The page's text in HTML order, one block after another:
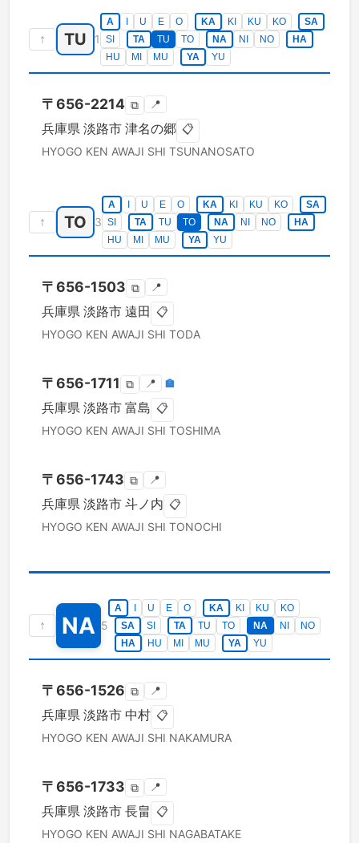
↑ TU 1
A U E O KA KI KU KO
SA
SI
TA TU TO NA NI NO
HA
HU
MI MU YA YU
〒656-2214 ⧉ 📍
兵庫県 淡路市 津名の郷 📋
HYOGO KEN AWAJI SHI TSUNANOSATO
↑ TO 3
A U E O KA KI KU KO
SA
SI
TA TU TO NA NI NO
HA
HU
MI MU YA YU
〒656-1503 ⧉ 📍
兵庫県 淡路市 遠田 📋
HYOGO KEN AWAJI SHI TODA
〒656-1711 ⧉ 📍 🏣
兵庫県 淡路市 富島 📋
HYOGO KEN AWAJI SHI TOSHIMA
〒656-1743 ⧉ 📍
兵庫県 淡路市 斗ノ内 📋
HYOGO KEN AWAJI SHI TONOCHI
↑ NA 5
A U E O KA KI KU
KO
SA
SI TA TU TO NA NI
NO
HA
HU MI MU YA YU
〒656-1526 ⧉ 📍
兵庫県 淡路市 中村 📋
HYOGO KEN AWAJI SHI NAKAMURA
〒656-1733 ⧉ 📍
兵庫県 淡路市 長畠 📋
HYOGO KEN AWAJI SHI NAGABATAKE